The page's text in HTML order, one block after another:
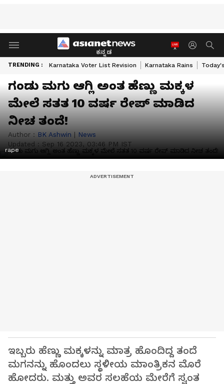
ಕನ್ನಡ
TRENDING : Karnataka Voter List Revision Karnataka Rains
ಗಂಡು ಮಗು ಆಗ್ಲಿ ಅಂತ ಹೆಣ್ಣು ಮಕ್ಕಳ
ಮೇಲೆ ಸತತ 10 ವರ್ಷ ರೇಪ್‌ ಮಾಡಿದ
ನೀಚ ತಂದೆ!
Author : BK Ashwin | News
Updated : Sep 16 2023, 03:46 PM IST
rape
ಇಬ್ಬರು ಹೆಣ್ಣು ಮಕ್ಕಳನ್ನು ಮಾತ್ರ ಹೊಂದಿದ್ದ ತಂದೆ
ಮಗನನ್ನು ಹೊಂದಲು ಸ್ಥಳೀಯ ಮಾಂತ್ರಿಕನ ಮೊರೆ
ಹೋದರು. ಮತ್ತು ಅವರ ಸಲಹೆಯ ಮೇರೆಗೆ ಸ್ವಂತ